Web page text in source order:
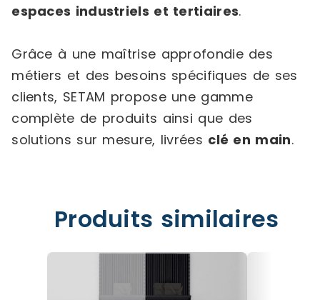
espaces industriels et tertiaires.
Grâce à une maîtrise approfondie des
métiers et des besoins spécifiques de ses
clients, SETAM propose une gamme
complète de produits ainsi que des
solutions sur mesure, livrées clé en main.
Produits similaires